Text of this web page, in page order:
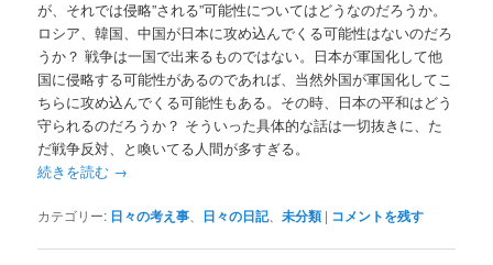
が、それでは侵略”される”可能性についてはどうなのだろうか。
ロシア、韓国、中国が日本に攻め込んでくる可能性はないのだろ
うか？ 戦争は一国で出来るものではない。日本が軍国化して他
国に侵略する可能性があるのであれば、当然外国が軍国化してこ
ちらに攻め込んでくる可能性もある。その時、日本の平和はどう
守られるのだろうか？ そういった具体的な話は一切抜きに、た
だ戦争反対、と喚いてる人間が多すぎる。
続きを読む →
カテゴリー: 日々の考え事 日々の日記、未分類 | コメントを残す